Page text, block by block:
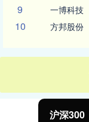
9 一博科技
10 方邦股份
沪深300